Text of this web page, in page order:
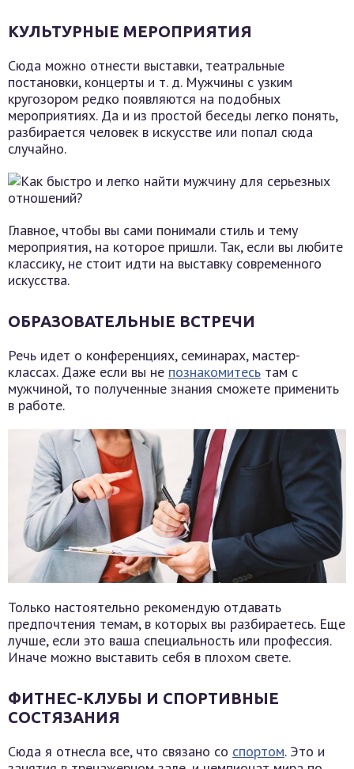
КУЛЬТУРНЫЕ МЕРОПРИЯТИЯ
Сюда можно отнести выставки, театральные
постановки, концерты и т. д. Мужчины с узким
кругозором редко появляются на подобных
мероприятиях. Да и из простой беседы легко понять,
разбирается человек в искусстве или попал сюда
случайно.
Главное, чтобы вы сами понимали стиль и тему
мероприятия, на которое пришли. Так, если вы любите
классику, не стоит идти на выставку современного
искусства.
ОБРАЗОВАТЕЛЬНЫЕ ВСТРЕЧИ
Речь идет о конференциях, семинарах, мастер-
классах. Даже если вы не познакомитесь там с
мужчиной, то полученные знания сможете применить
в работе.
Только настоятельно рекомендую отдавать
предпочтения темам, в которых вы разбираетесь. Еще
лучше, если это ваша специальность или профессия.
Иначе можно выставить себя в плохом свете.
ФИТНЕС-КЛУБЫ И СПОРТИВНЫЕ
СОСТЯЗАНИЯ
Сюда я отнесла все, что связано со спортом. Это и